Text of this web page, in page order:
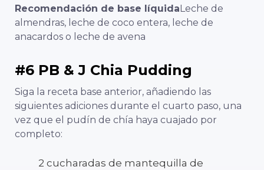
Recomendación de base líquida Leche de
almendras, leche de coco entera, leche de
anacardos o leche de avena
#6 PB & J Chia Pudding
Siga la receta base anterior, añadiendo las
siguientes adiciones durante el cuarto paso, una
vez que el pudín de chía haya cuajado por
completo:
2 cucharadas de mantequilla de